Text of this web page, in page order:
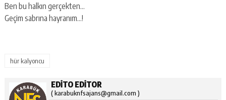
Ben bu halkın gerçekten…
Geçim sabrına hayranım…!
hür kalyoncu
EDITO EDITOR
( karabuknfsajans@gmail.com )